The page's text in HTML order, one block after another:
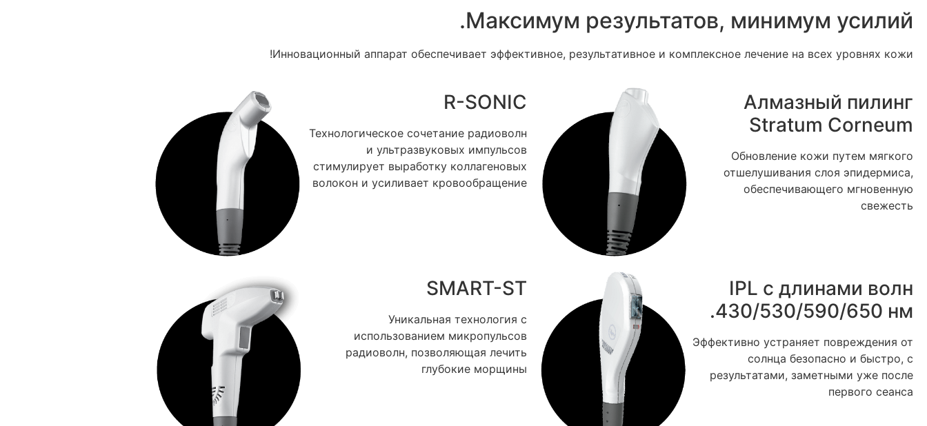
Максимум результатов, минимум усилий.
Инновационный аппарат обеспечивает эффективное, результативное и комплексное лечение на всех уровнях кожи!
Алмазный пилинг
Stratum Corneum
Обновление кожи путем мягкого
отшелушивания слоя эпидермиса,
обеспечивающего мгновенную
свежесть
R-SONIC
Технологическое сочетание радиоволн
и ультразвуковых импульсов
стимулирует выработку коллагеновых
волокон и усиливает кровообращение
IPL с длинами волн
430/530/590/650 нм.
Эффективно устраняет повреждения от
солнца безопасно и быстро, с
результатами, заметными уже после
первого сеанса
SMART-ST
Уникальная технология с
использованием микропульсов
радиоволн, позволяющая лечить
глубокие морщины